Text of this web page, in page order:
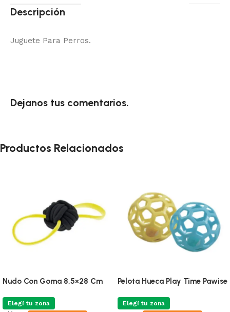
Descripción
Juguete Para Perros.
Dejanos tus comentarios.
Productos Relacionados
Juguete Cuerda Con Pelota
Elegí tu zona
Pelota Goma Naranja
Elegí tu zona